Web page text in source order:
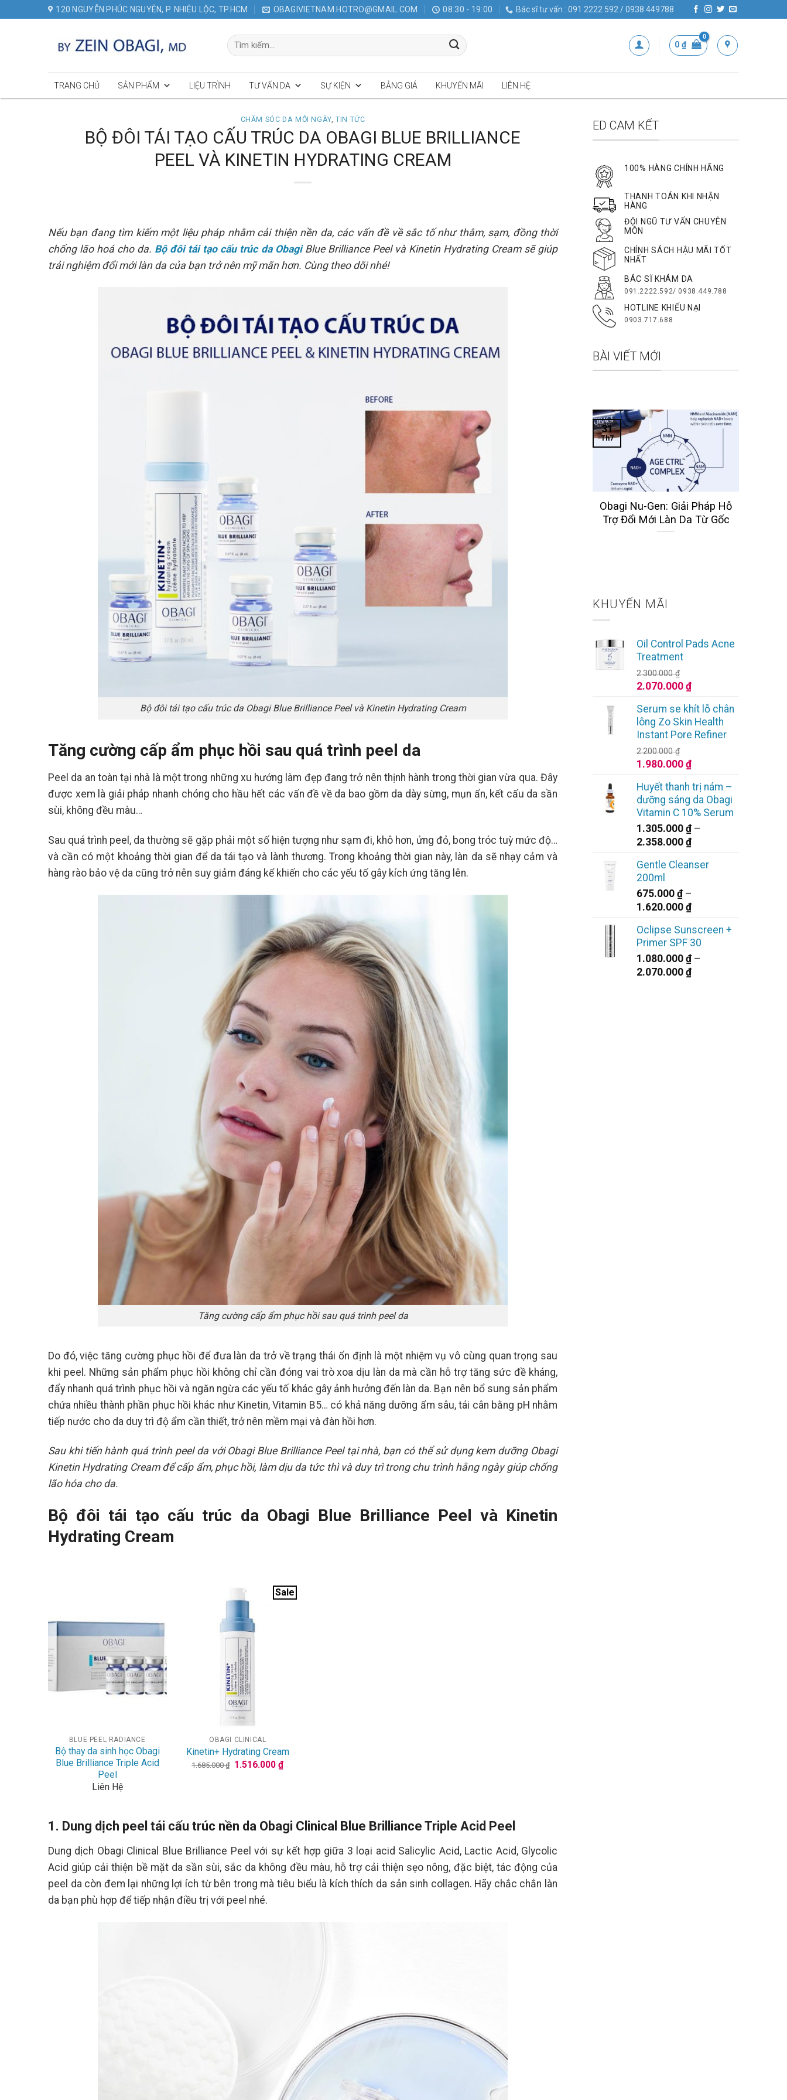
120 NGUYỄN PHÚC NGUYÊN, P. NHIÊU LỘC, TP.HCM OBAGIVIETNAM.HOTRO@GMAIL.COM 08:30 - 19:00 Bác sĩ tư vấn : 091 2222 592 / 0938 449788
Tìm
kiếm:
0₫
TRANG CHỦ SẢN PHẨM LIỆU TRÌNH TƯ VẤN DA SỰ KIỆN BẢNG GIÁ KHUYẾN MÃI LIÊN HỆ
CHĂM SÓC DA MỖI NGÀY,TIN TỨC
BỘ ĐÔI TÁI TẠO CẤU TRÚC DA OBAGI BLUE BRILLIANCE
PEEL VÀ KINETIN HYDRATING CREAM
Nếu bạn đang tìm kiếm một liệu pháp nhằm cải thiện nền da, các vấn đề về sắc tố như thâm, sạm, đồng thời
chống lão hoá cho da. Bộ đôi tái tạo cấu trúc da ObagiBlue Brilliance Peel và Kinetin Hydrating Cream sẽ giúp
trải nghiệm đổi mới làn da của bạn trở nên mỹ mãn hơn. Cùng theo dõi nhé!
Bộ đôi tái tạo cấu trúc da Obagi Blue Brilliance Peel và Kinetin Hydrating Cream
Tăng cường cấp ẩm phục hồi sau quá trình peel da
Peel da an toàn tại nhà là một trong những xu hướng làm đẹp đang trở nên thịnh hành trong thời gian vừa qua. Đây
được xem là giải pháp nhanh chóng cho hầu hết các vấn đề về da bao gồm da dày sừng, mụn ẩn, kết cấu da sần
sùi, không đều màu…
Sau quá trình peel, da thường sẽ gặp phải một số hiện tượng như sạm đi, khô hơn, ửng đỏ, bong tróc tuỳ mức độ…
và cần có một khoảng thời gian để da tái tạo và lành thương. Trong khoảng thời gian này, làn da sẽ nhạy cảm và
hàng rào bảo vệ da cũng trở nên suy giảm đáng kể khiến cho các yếu tố gây kích ứng tăng lên.
Tăng cường cấp ẩm phục hồi sau quá trình peel da
Do đó, việc tăng cường phục hồi để đưa làn da trở về trạng thái ổn định là một nhiệm vụ vô cùng quan trọng sau
khi peel. Những sản phẩm phục hồi không chỉ cần đóng vai trò xoa dịu làn da mà cần hỗ trợ tăng sức đề kháng,
đẩy nhanh quá trình phục hồi và ngăn ngừa các yếu tố khác gây ảnh hưởng đến làn da. Bạn nên bổ sung sản phẩm
chứa nhiều thành phần phục hồi khác như Kinetin, Vitamin B5… có khả năng dưỡng ẩm sâu, tái cân bằng pH nhằm
tiếp nước cho da duy trì độ ẩm cần thiết, trở nên mềm mại và đàn hồi hơn.
Sau khi tiến hành quá trình peel da với Obagi Blue Brilliance Peel tại nhà, bạn có thể sử dụng kem dưỡng Obagi
Kinetin Hydrating Cream để cấp ẩm, phục hồi, làm dịu da tức thì và duy trì trong chu trình hằng ngày giúp chống
lão hóa cho da.
Bộ đôi tái tạo cấu trúc da Obagi Blue Brilliance Peel và Kinetin
Hydrating Cream
BLUE PEEL RADIANCE
Bộ thay da sinh học Obagi
Blue Brilliance Triple Acid
Peel
Liên Hệ
Sale
OBAGI CLINICAL
Kinetin+ Hydrating Cream
1.685.000₫ Giá
1.516.000₫Giá
hiện
1. Dung dịch peel tái cấu trúc nền da Obagi Clinical Blue Brilliance Triple Acid Peel
Dung dịch Obagi Clinical Blue Brilliance Peel với sự kết hợp giữa 3 loại acid Salicylic Acid, Lactic Acid, Glycolic
Acid giúp cải thiện bề mặt da sần sùi, sắc da không đều màu, hỗ trợ cải thiện sẹo nông, đặc biệt, tác động của
peel da còn đem lại những lợi ích từ bên trong mà tiêu biểu là kích thích da sản sinh collagen. Hãy chắc chắn làn
da bạn phù hợp để tiếp nhận điều trị với peel nhé.
ED CAM KẾT
100% HÀNG CHÍNH HÃNG
THANH TOÁN KHI NHẬN
HÀNG
ĐỘI NGŨ TƯ VẤN CHUYÊN
MÔN
CHÍNH SÁCH HẬU MÃI TỐT
NHẤT
BÁC SĨ KHÁM DA
091.2222.592/ 0938.449.788
HOTLINE KHIẾU NẠI
0903.717.688
BÀI VIẾT MỚI
Obagi Nu-Gen: Giải Pháp Hỗ
Trợ Đổi Mới Làn Da Từ Gốc
31
Th7
Cách Kết Hợp Obagi BHA
Và Retinol Êm Dịu Cho
Người Mới Bắt Đầu
Chất Nào Mới Là Chân Ái
Cho Da Bạn?
Làn Da Rạng Rỡ
23
KHUYẾN MÃI
Oil Control Pads Acne
Treatment
2.300.000₫
Giá
là:
2.300.000 ₫.
2.070.000 ₫Giá
tại
là:
2.070.000 ₫.
Serum se khít lỗ chân
lông Zo Skin Health
Instant Pore Refiner
2.200.000₫
Giá
là:
2.200.000 ₫.
1.980.000 ₫Giá
tại
là:
1.980.000 ₫.
Huyết thanh trị nám –
dưỡng sáng da Obagi
Vitamin C 10% Serum
1.305.000 ₫ –
2.358.000 ₫Khoảng
từ
2.358.000 ₫
Gentle Cleanser
200ml
675.000 ₫ –
1.620.000 ₫Khoảng
từ
675.000 ₫
đến
1.620.000 ₫
Oclipse Sunscreen +
Primer SPF 30
1.080.000 ₫ –
2.070.000 ₫Khoảng